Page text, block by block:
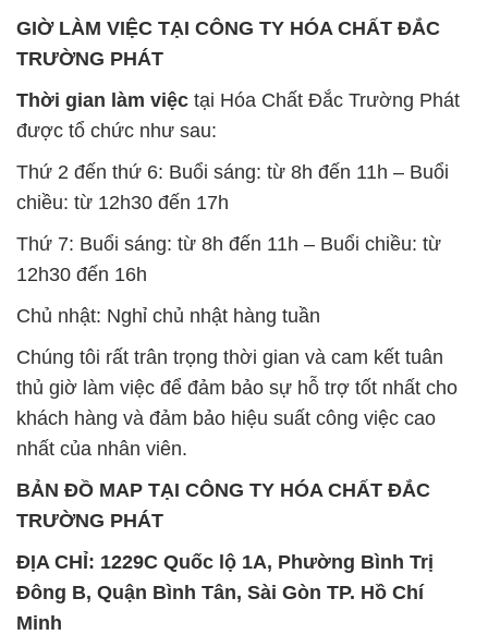
GIỜ LÀM VIỆC TẠI CÔNG TY HÓA CHẤT ĐẮC
TRƯỜNG PHÁT
Thời gian làm việc tại Hóa Chất Đắc Trường Phát
được tổ chức như sau:
Thứ 2 đến thứ 6: Buổi sáng: từ 8h đến 11h – Buổi
chiều: từ 12h30 đến 17h
Thứ 7: Buổi sáng: từ 8h đến 11h – Buổi chiều: từ
12h30 đến 16h
Chủ nhật: Nghỉ chủ nhật hàng tuần
Chúng tôi rất trân trọng thời gian và cam kết tuân
thủ giờ làm việc để đảm bảo sự hỗ trợ tốt nhất cho
khách hàng và đảm bảo hiệu suất công việc cao
nhất của nhân viên.
BẢN ĐỒ MAP TẠI CÔNG TY HÓA CHẤT ĐẮC
TRƯỜNG PHÁT
ĐỊA CHỈ: 1229C Quốc lộ 1A, Phường Bình Trị
Đông B, Quận Bình Tân, Sài Gòn TP. Hồ Chí
Minh